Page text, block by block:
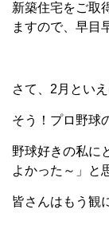
新築住宅をご取
ますので、早目
さて、2月とい
そう！プロ野球
野球好きの私に
よかった～」と
皆さんはもう観